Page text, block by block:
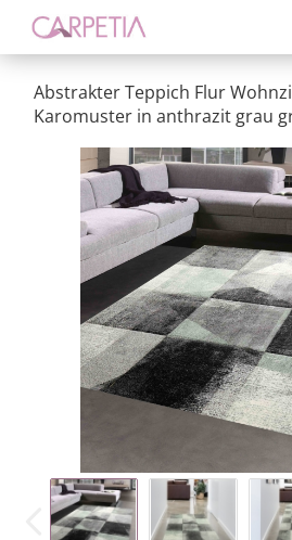
Abstrakter Teppich Flur
Karomuster in anthrazit grau